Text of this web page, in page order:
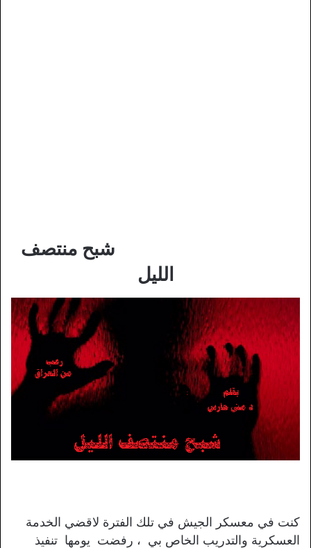
شبح منتصف
الليل
كنت في معسكر الجيش في تلك الفترة لاقضي الخدمة
العسكرية والتدريب الخاص بي ، رفضت يومها تنفيذ